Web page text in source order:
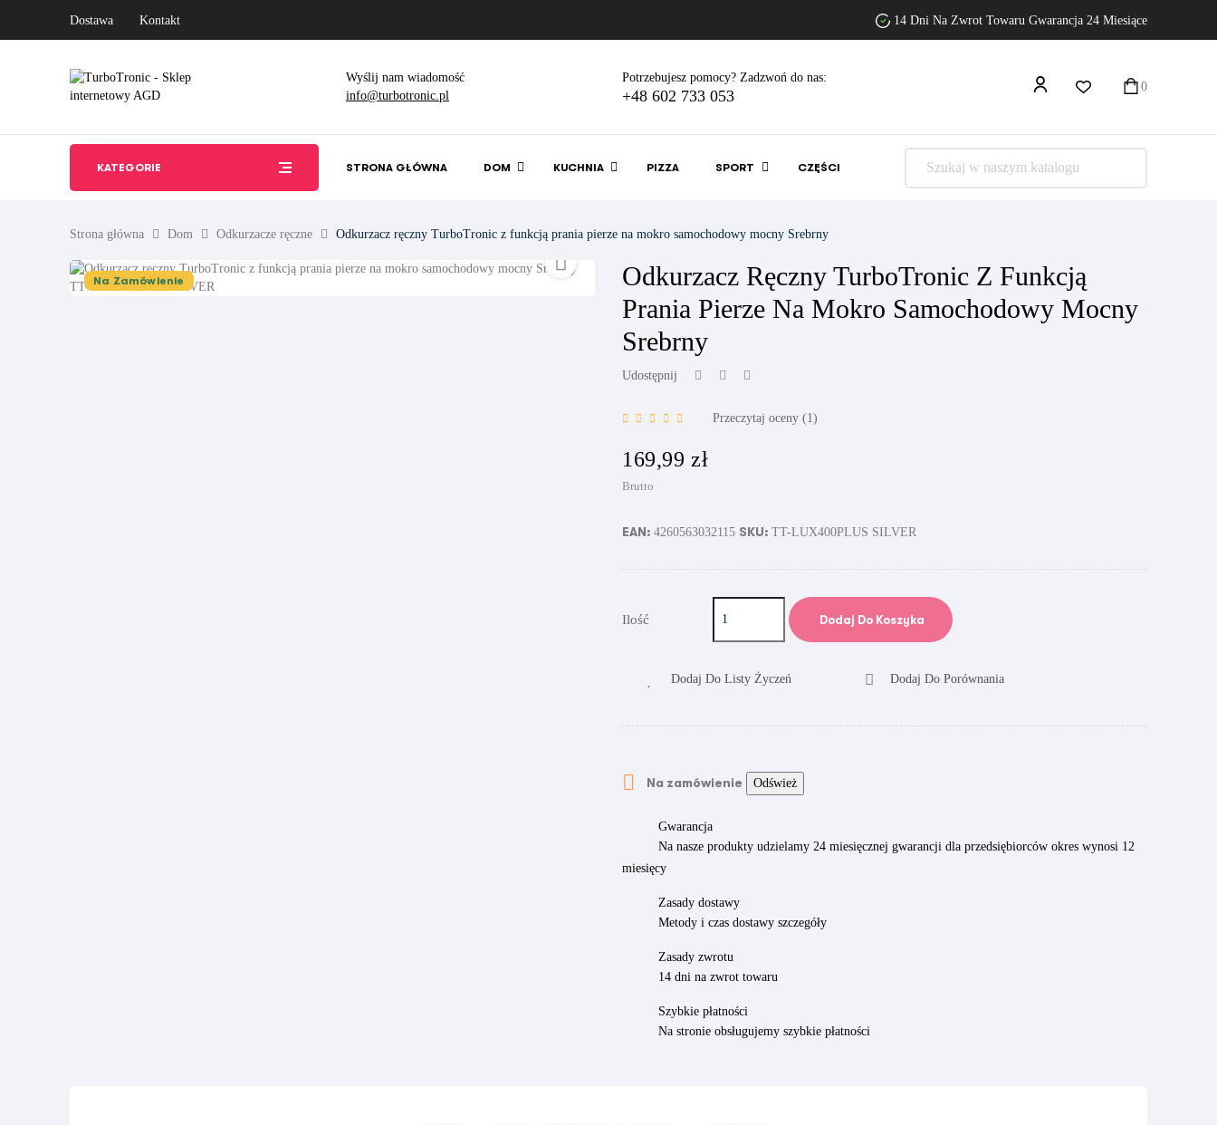
Dostawa Kontakt 14 Dni Na Zwrot Towaru Gwarancja 24 Miesiące
Wyślij nam wiadomość
info@turbotronic.pl
Potrzebujesz pomocy? Zadzwoń do nas:
+48 602 733 053
0
KATEGORIE STRONA GŁÓWNA DOM KUCHNIA PIZZA SPORT CZĘŚCI
Strona główna Dom Odkurzacze ręczne Odkurzacz ręczny TurboTronic z funkcją prania pierze na mokro samochodowy mocny Srebrny
Na Zamówienie

Odkurzacz Ręczny TurboTronic Z Funkcją
Prania Pierze Na Mokro Samochodowy Mocny
Srebrny
Udostępnij
Przeczytaj oceny (1)
169,99 zł
Brutto
EAN: 4260563032115 SKU: TT-LUX400PLUS SILVER
Ilość Dodaj Do Koszyka
Dodaj Do Listy Życzeń Dodaj Do Porównania
 Na zamówienie
Gwarancja
Na nasze produkty udzielamy 24 miesięcznej gwarancji dla przedsiębiorców okres wynosi 12
miesięcy
Zasady dostawy
Metody i czas dostawy szczegóły
Zasady zwrotu
14 dni na zwrot towaru
Szybkie płatności
Na stronie obsługujemy szybkie płatności